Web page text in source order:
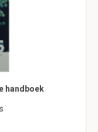
handboek